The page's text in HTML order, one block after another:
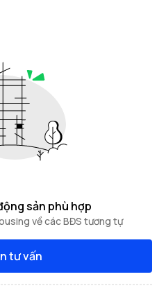
sản phù hợp
về các BĐS tương tự
tư vấn